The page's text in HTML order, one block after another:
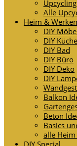
Alle
Heim & Werken
DIY
DIY Küche
DIY Bad
DIY Büro
DIY Deko
DIY
Balkon
Beton
Basics
alle
DIY Special